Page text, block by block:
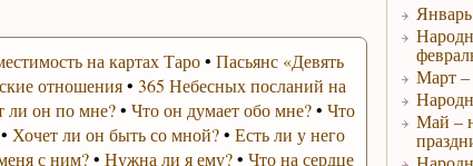
на картах Таро• Пасьянс «Девять
отношения• 365 Небесных посланий на
ли он по мне?• Что он думает обо мне?• Что
• Хочет ли он быть со мной?• Есть ли у него
с ним?• Нужна ли я ему?• Что на сердце
Март –
Май –